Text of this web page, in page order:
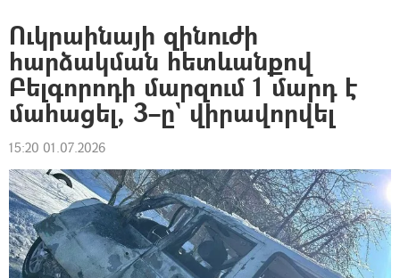
Ուկրաինայի զինուժի
հարձակման հետևանքով
Բելգորոդի մարզում 1 մարդ է
մահացել, 3–ը` վիրավորվել
15:20 01.07.2026